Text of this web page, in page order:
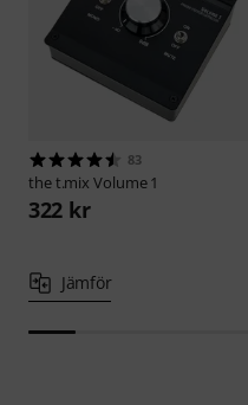
83
the t.mixVolume 1
322 kr
Jämför